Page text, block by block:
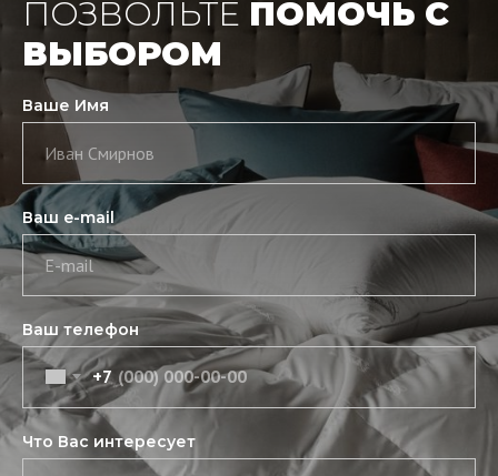
ПОЗВОЛЬТЕ ПОМОЧЬ С
ВЫБОРОМ
Ваше Имя
Иван Смирнов
Ваш e-mail
E-mail
Ваш телефон
+7
Что Вас интересует